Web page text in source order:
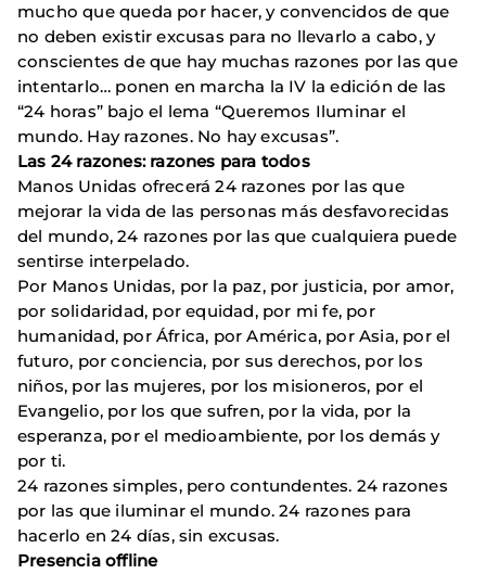
mucho que queda por hacer, y convencidos de que
no deben existir excusas para no llevarlo a cabo, y
conscientes de que hay muchas razones por las que
intentarlo… ponen en marcha la IV la edición de las
“24 horas” bajo el lema “Queremos Iluminar el
mundo. Hay razones. No hay excusas”.
Las 24 razones: razones para todos
Manos Unidas ofrecerá 24 razones por las que
mejorar la vida de las personas más desfavorecidas
del mundo, 24 razones por las que cualquiera puede
sentirse interpelado.
Por Manos Unidas, por la paz, por justicia, por amor,
por solidaridad, por equidad, por mi fe, por
humanidad, por África, por América, por Asia, por el
futuro, por conciencia, por sus derechos, por los
niños, por las mujeres, por los misioneros, por el
Evangelio, por los que sufren, por la vida, por la
esperanza, por el medioambiente, por los demás y
por ti.
24 razones simples, pero contundentes. 24 razones
por las que iluminar el mundo. 24 razones para
hacerlo en 24 días, sin excusas.
Presencia offline